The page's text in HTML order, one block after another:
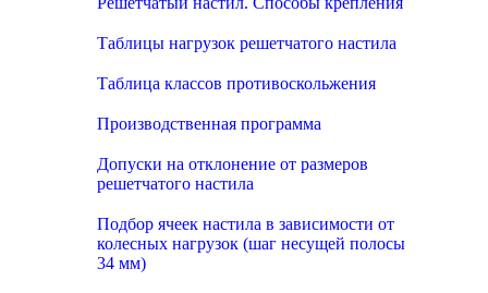
Таблицы нагрузок решетчатого настила
Таблица классов противоскольжения
Производственная программа
Допуски на отклонение от размеров
решетчатого настила
Подбор ячеек настила в зависимости от
колесных нагрузок (шаг несущей полосы
34 мм)